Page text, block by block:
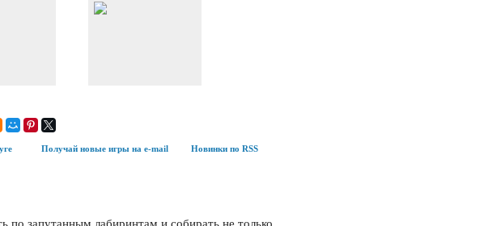
Получай новые игры на e-mail Новинки по RSS